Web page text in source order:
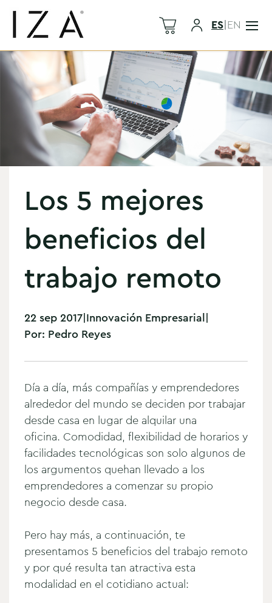
ES|EN
Los 5 mejores
beneficios del
trabajo remoto
22 sep 2017|Innovación Empresarial|
Por: Pedro Reyes
Día a día, más compañías y emprendedores
alrededor del mundo se deciden por trabajar
desde casa en lugar de alquilar una
oficina. Comodidad, flexibilidad de horarios y
facilidades tecnológicas son solo algunos de
los argumentos quehan llevado a los
emprendedores a comenzar su propio
negocio desde casa.
Pero hay más, a continuación, te
presentamos 5 beneficios del trabajo remoto
y por qué resulta tan atractiva esta
modalidad en el cotidiano actual: